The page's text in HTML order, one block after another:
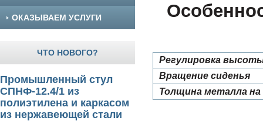
ОКАЗЫВАЕМ УСЛУГИ
ЧТО НОВОГО?
Промышленный стул
СПНФ-12.4/1 из
полиэтилена и каркасом
из нержавеющей стали
Регулировка
Вращение сиденья
Толщина металла на